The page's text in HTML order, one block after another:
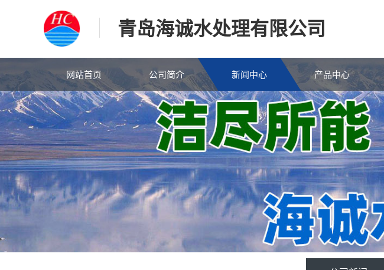
青岛海诚水处理有限公司
网站首页 公司简介 新闻中心 产品中心